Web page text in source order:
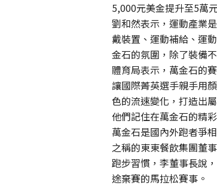
5,000元美金提升至5萬
劉和然表示，運動產業
戴裝置、運動補給、運
金石的氛圍，除了裝備
體育局表示，萬金石的
讓國際菁英選手親手用
色的流速變化，打造出
他們記住在萬金石的精
萬金石是國內外跑者爭
之稱的東東餐飲集團董
跑步習慣，李董事長說
途棄賽的馬拉松賽事。